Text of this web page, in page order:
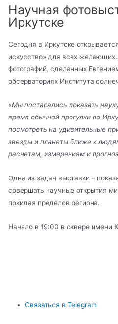
Научная
Иркутске
Сегодня в Иркутске
искусство» для всех желающих.
фотографий, сделанных
обсерваториях Института
«Мы постарались показать
время обычной прогулки по
посмотреть на удивительные
звезды и планеты ближе к
расчетам, измерениям и
Одна из задач выставки –
совершать научные открытия
покидая пределов региона.
Начало в 19:00 в сквере имени
Связаться в Telegram